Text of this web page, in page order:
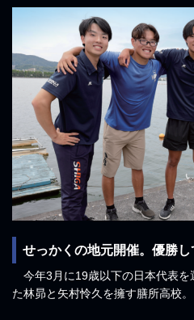
せっかくの地元開催。優勝し
今年3月に19歳以下の日本代表を
た林昴と矢村怜久を擁す膳所高校。